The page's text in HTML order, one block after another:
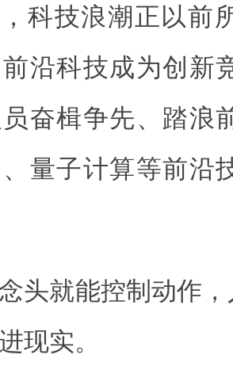
科技浪潮正以前
沿科技成为创新
奋楫争先、踏浪
量子计算等前沿
头就能控制动作
现实。